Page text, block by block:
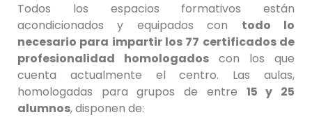
Todos los espacios formativos están
acondicionados y equipados con todo lo
necesario para impartir los 77 certificados de
profesionalidad homologados con los que
cuenta actualmente el centro. Las aulas,
homologadas para grupos de entre 15 y 25
alumnos, disponen de: